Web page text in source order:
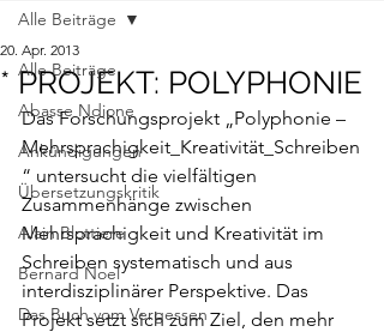
Alle Beiträge
Abasse Ndione
Ankündigungen
Übersetzungskritik
Alain Blottiere
Bernard Noel
Das Buch vom Vergessen
Alle Beiträge
* PROJEKT: POLYPHONIE
20. Apr. 2013
Das Forschungsprojekt „Polyphonie –
Mehrsprachigkeit_Kreativität_Schreiben
“ untersucht die vielfältigen
Zusammenhänge zwischen
Mehrsprachigkeit und Kreativität im
Schreiben systematisch und aus
interdisziplinärer Perspektive. Das
Projekt setzt sich zum Ziel, den mehr